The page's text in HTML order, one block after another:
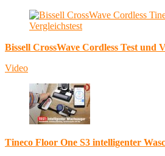
Bissell CrossWave Cordless Test und
Video
Tineco Floor One S3 intelligenter